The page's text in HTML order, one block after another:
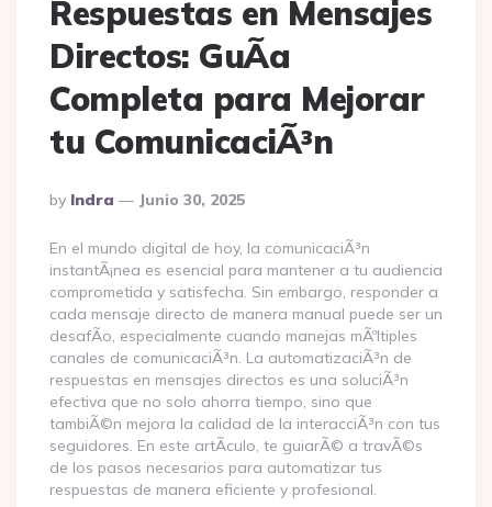
Respuestas en Mensajes
Directos: GuÃ­a
Completa para Mejorar
tu ComunicaciÃ³n
Posted
By
By Indra Junio 30, 2025
En el mundo digital de hoy, la comunicaciÃ³n
instantÃ¡nea es esencial para mantener a tu audiencia
comprometida y satisfecha. Sin embargo, responder a
cada mensaje directo de manera manual puede ser un
desafÃ­o, especialmente cuando manejas mÃºltiples
canales de comunicaciÃ³n. La automatizaciÃ³n de
respuestas en mensajes directos es una soluciÃ³n
efectiva que no solo ahorra tiempo, sino que
tambiÃ©n mejora la calidad de la interacciÃ³n con tus
seguidores. En este artÃ­culo, te guiarÃ© a travÃ©s
de los pasos necesarios para automatizar tus
respuestas de manera eficiente y profesional.